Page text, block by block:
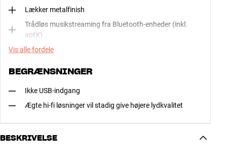
Lækker metalfinish
Trådløs musikstreaming fra Bluetooth-enheder (inkl.
aptX)
Vis alle fordele
BEGRÆNSNINGER
Ikke USB-indgang
Ægte hi-fi løsninger vil stadig give højere lydkvalitet
BESKRIVELSE